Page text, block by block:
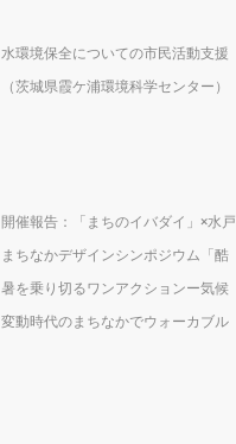
水環境保全についての市民活動支援
（茨城県霞ケ浦環境科学センター）
開催報告：「まちのイバダイ」×水戸
まちなかデザインシンポジウム「酷
暑を乗り切るワンアクションー気候
変動時代のまちなかでウォーカブル